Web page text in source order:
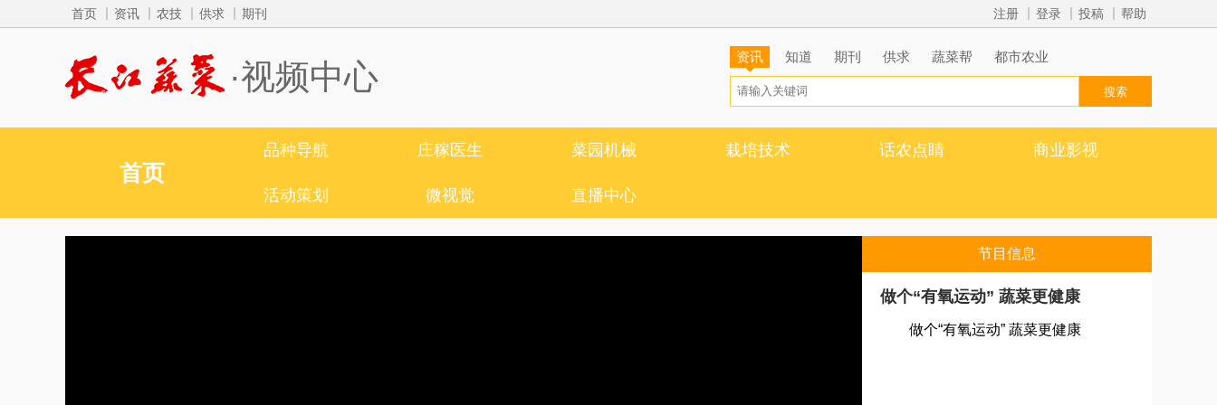
首页 资讯 农技 供求 期刊 注册 登录 投稿 帮助
·视频中心
资讯 知道 期刊 供求 蔬菜帮 都市农业
首页
品种导航 庄稼医生 菜园机械 栽培技术 话农点睛 商业影视
活动策划 微视觉 直播中心
节目信息
做个“有氧运动” 蔬菜更健康
做个“有氧运动” 蔬菜更健康